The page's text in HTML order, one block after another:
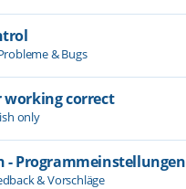
& Bugs
working correct
only
- Programmeinstellungen
& Vorschläge